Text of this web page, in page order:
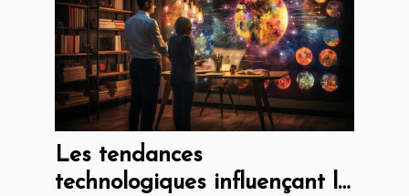
Les tendances
technologiques influençant la